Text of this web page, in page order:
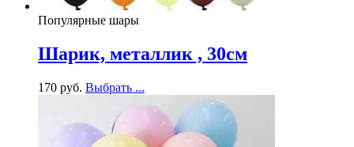
Популярные шары
Шарик, металлик , 30см
170 руб. Выбрать ...